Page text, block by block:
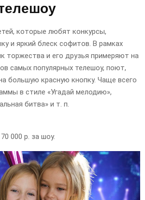
которые любят конкурсы,
и яркий блеск софитов. В рамках
торжества и его друзья примеряют на
самых популярных телешоу, поют,
большую красную кнопку. Чаще всего
в стиле «Угадай мелодию»,
битва» и т. п.
000 р. за шоу.